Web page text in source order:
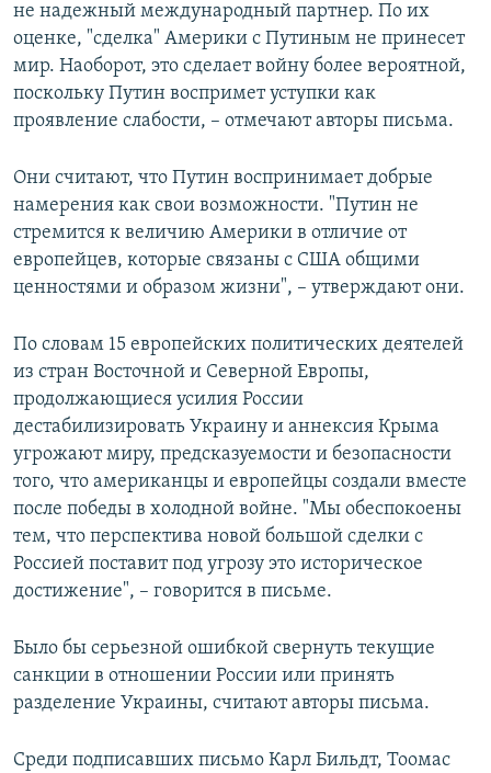
не надежный международный партнер. По их
оценке, "сделка" Америки с Путиным не принесет
мир. Наоборот, это сделает войну более вероятной,
поскольку Путин воспримет уступки как
проявление слабости, – отмечают авторы письма.
Они считают, что Путин воспринимает добрые
намерения как свои возможности. "Путин не
стремится к величию Америки в отличие от
европейцев, которые связаны с США общими
ценностями и образом жизни", – утверждают они.
По словам 15 европейских политических деятелей
из стран Восточной и Северной Европы,
продолжающиеся усилия России
дестабилизировать Украину и аннексия Крыма
угрожают миру, предсказуемости и безопасности
того, что американцы и европейцы создали вместе
после победы в холодной войне. "Мы обеспокоены
тем, что перспектива новой большой сделки с
Россией поставит под угрозу это историческое
достижение", – говорится в письме.
Было бы серьезной ошибкой свернуть текущие
санкции в отношении России или принять
разделение Украины, считают авторы письма.
Среди подписавших письмо Карл Бильдт, Тоомас